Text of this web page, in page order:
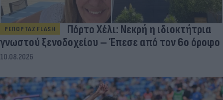
ΡΕΠΟΡΤΑΖ FLASH
Πόρτο Χέλι: Νεκρή η ιδιοκτήτρια
γνωστού ξενοδοχείου – Έπεσε από τον 6ο όροφο
10.08.2026